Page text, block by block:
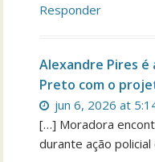
Responder
Alexandre Pires
Preto com o
jun 6, 2026 at
[…] Moradora
durante ação